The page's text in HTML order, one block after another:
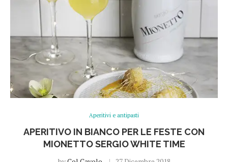
Aperitivi e antipasti
APERITIVO IN BIANCO PER LE FESTE CON
MIONETTO SERGIO WHITE TIME